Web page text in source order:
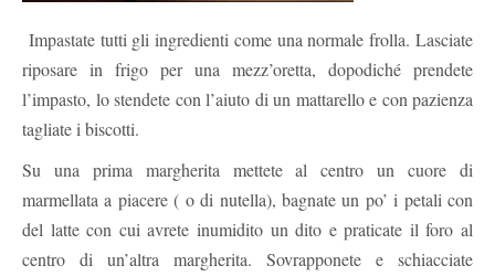
Impastate tutti gli ingredienti come una normale frolla. Lasciate
riposare in frigo per una mezz’oretta, dopodiché prendete
l’impasto, lo stendete con l’aiuto di un mattarello e con pazienza
tagliate i biscotti.
Su una prima margherita mettete al centro un cuore di
marmellata a piacere ( o di nutella), bagnate un po’ i petali con
del latte con cui avrete inumidito un dito e praticate il foro al
centro di un’altra margherita. Sovrapponete e schiacciate